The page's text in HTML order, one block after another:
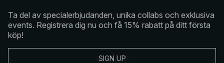
Ta del av specialerbjudanden, unika collabs och exklusiva
events. Registrera dig nu och få 15% rabatt på ditt första
köp!
SIGN UP